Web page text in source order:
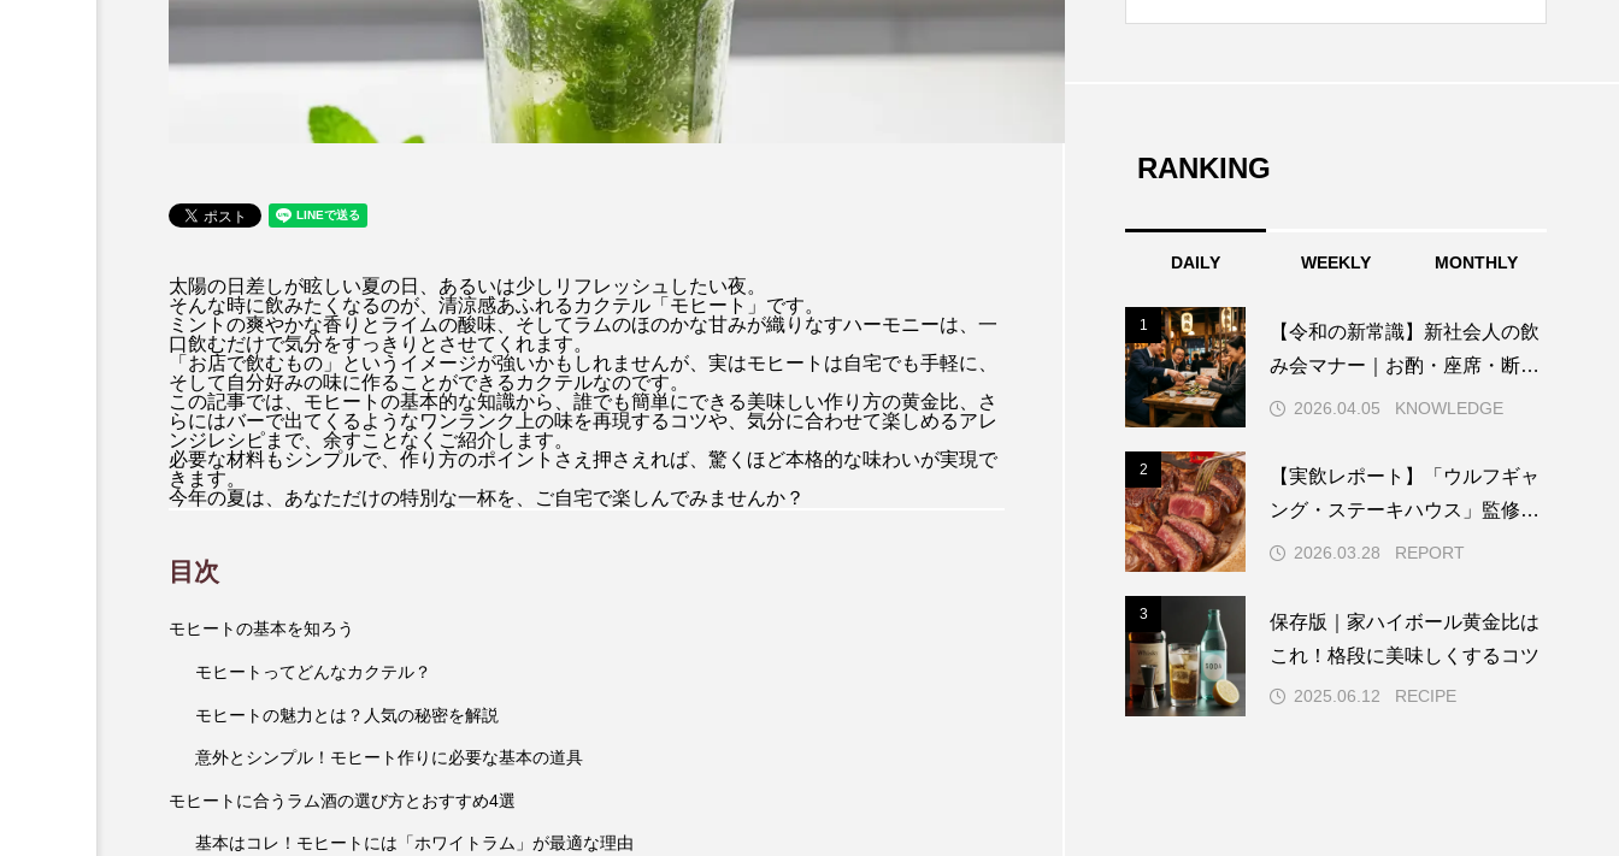
太陽の日差しが眩しい夏の日、あるいは少しリフレッシュしたい夜。
そんな時に飲みたくなるのが、清涼感あふれるカクテル「モヒート」です。
ミントの爽やかな香りとライムの酸味、そしてラムのほのかな甘みが織りなすハーモニーは、一
口飲むだけで気分をすっきりとさせてくれます。
「お店で飲むもの」というイメージが強いかもしれませんが、実はモヒートは自宅でも手軽に、
そして自分好みの味に作ることができるカクテルなのです。
この記事では、モヒートの基本的な知識から、誰でも簡単にできる美味しい作り方の黄金比、さ
らにはバーで出てくるようなワンランク上の味を再現するコツや、気分に合わせて楽しめるアレ
ンジレシピまで、余すことなくご紹介します。
必要な材料もシンプルで、作り方のポイントさえ押さえれば、驚くほど本格的な味わいが実現で
きます。
今年の夏は、あなただけの特別な一杯を、ご自宅で楽しんでみませんか？
目次
モヒートの基本を知ろう
モヒートってどんなカクテル？
モヒートの魅力とは？人気の秘密を解説
意外とシンプル！モヒート作りに必要な基本の道具
モヒートに合うラム酒の選び方とおすすめ4選
基本はコレ！モヒートには「ホワイトラム」が最適な理由
RANKING
DAILY WEEKLY MONTHLY
1
【令和の新常識】新社会人の飲
み会マナー｜お酌・座席・断り
方の基本
2026.04.05 KNOWLEDGE
2
【実飲レポート】「ウルフギャ
ング・ステーキハウス」監修ハ
イボールは家飲みステーキの正
用”の実力を検証
2026.03.28 REPORT
3
保存版｜家ハイボール黄金比は
これ！格段に美味しくするコツ
2025.06.12 RECIPE